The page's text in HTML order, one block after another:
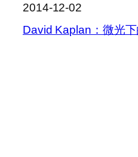
2014-12-02
David Kaplan：微光